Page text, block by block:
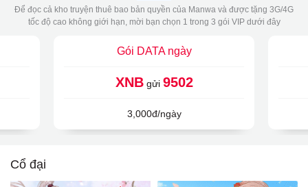
Để đọc cả kho truyện thuê bao bản quyền của Manwa và được tặng 3G/4G
tốc độ cao không giới hạn, mời bạn chọn 1 trong 3 gói VIP dưới đây
Gói DATA ngày
XNBgửi 9502
3,000đ/ngày
Cổ đại